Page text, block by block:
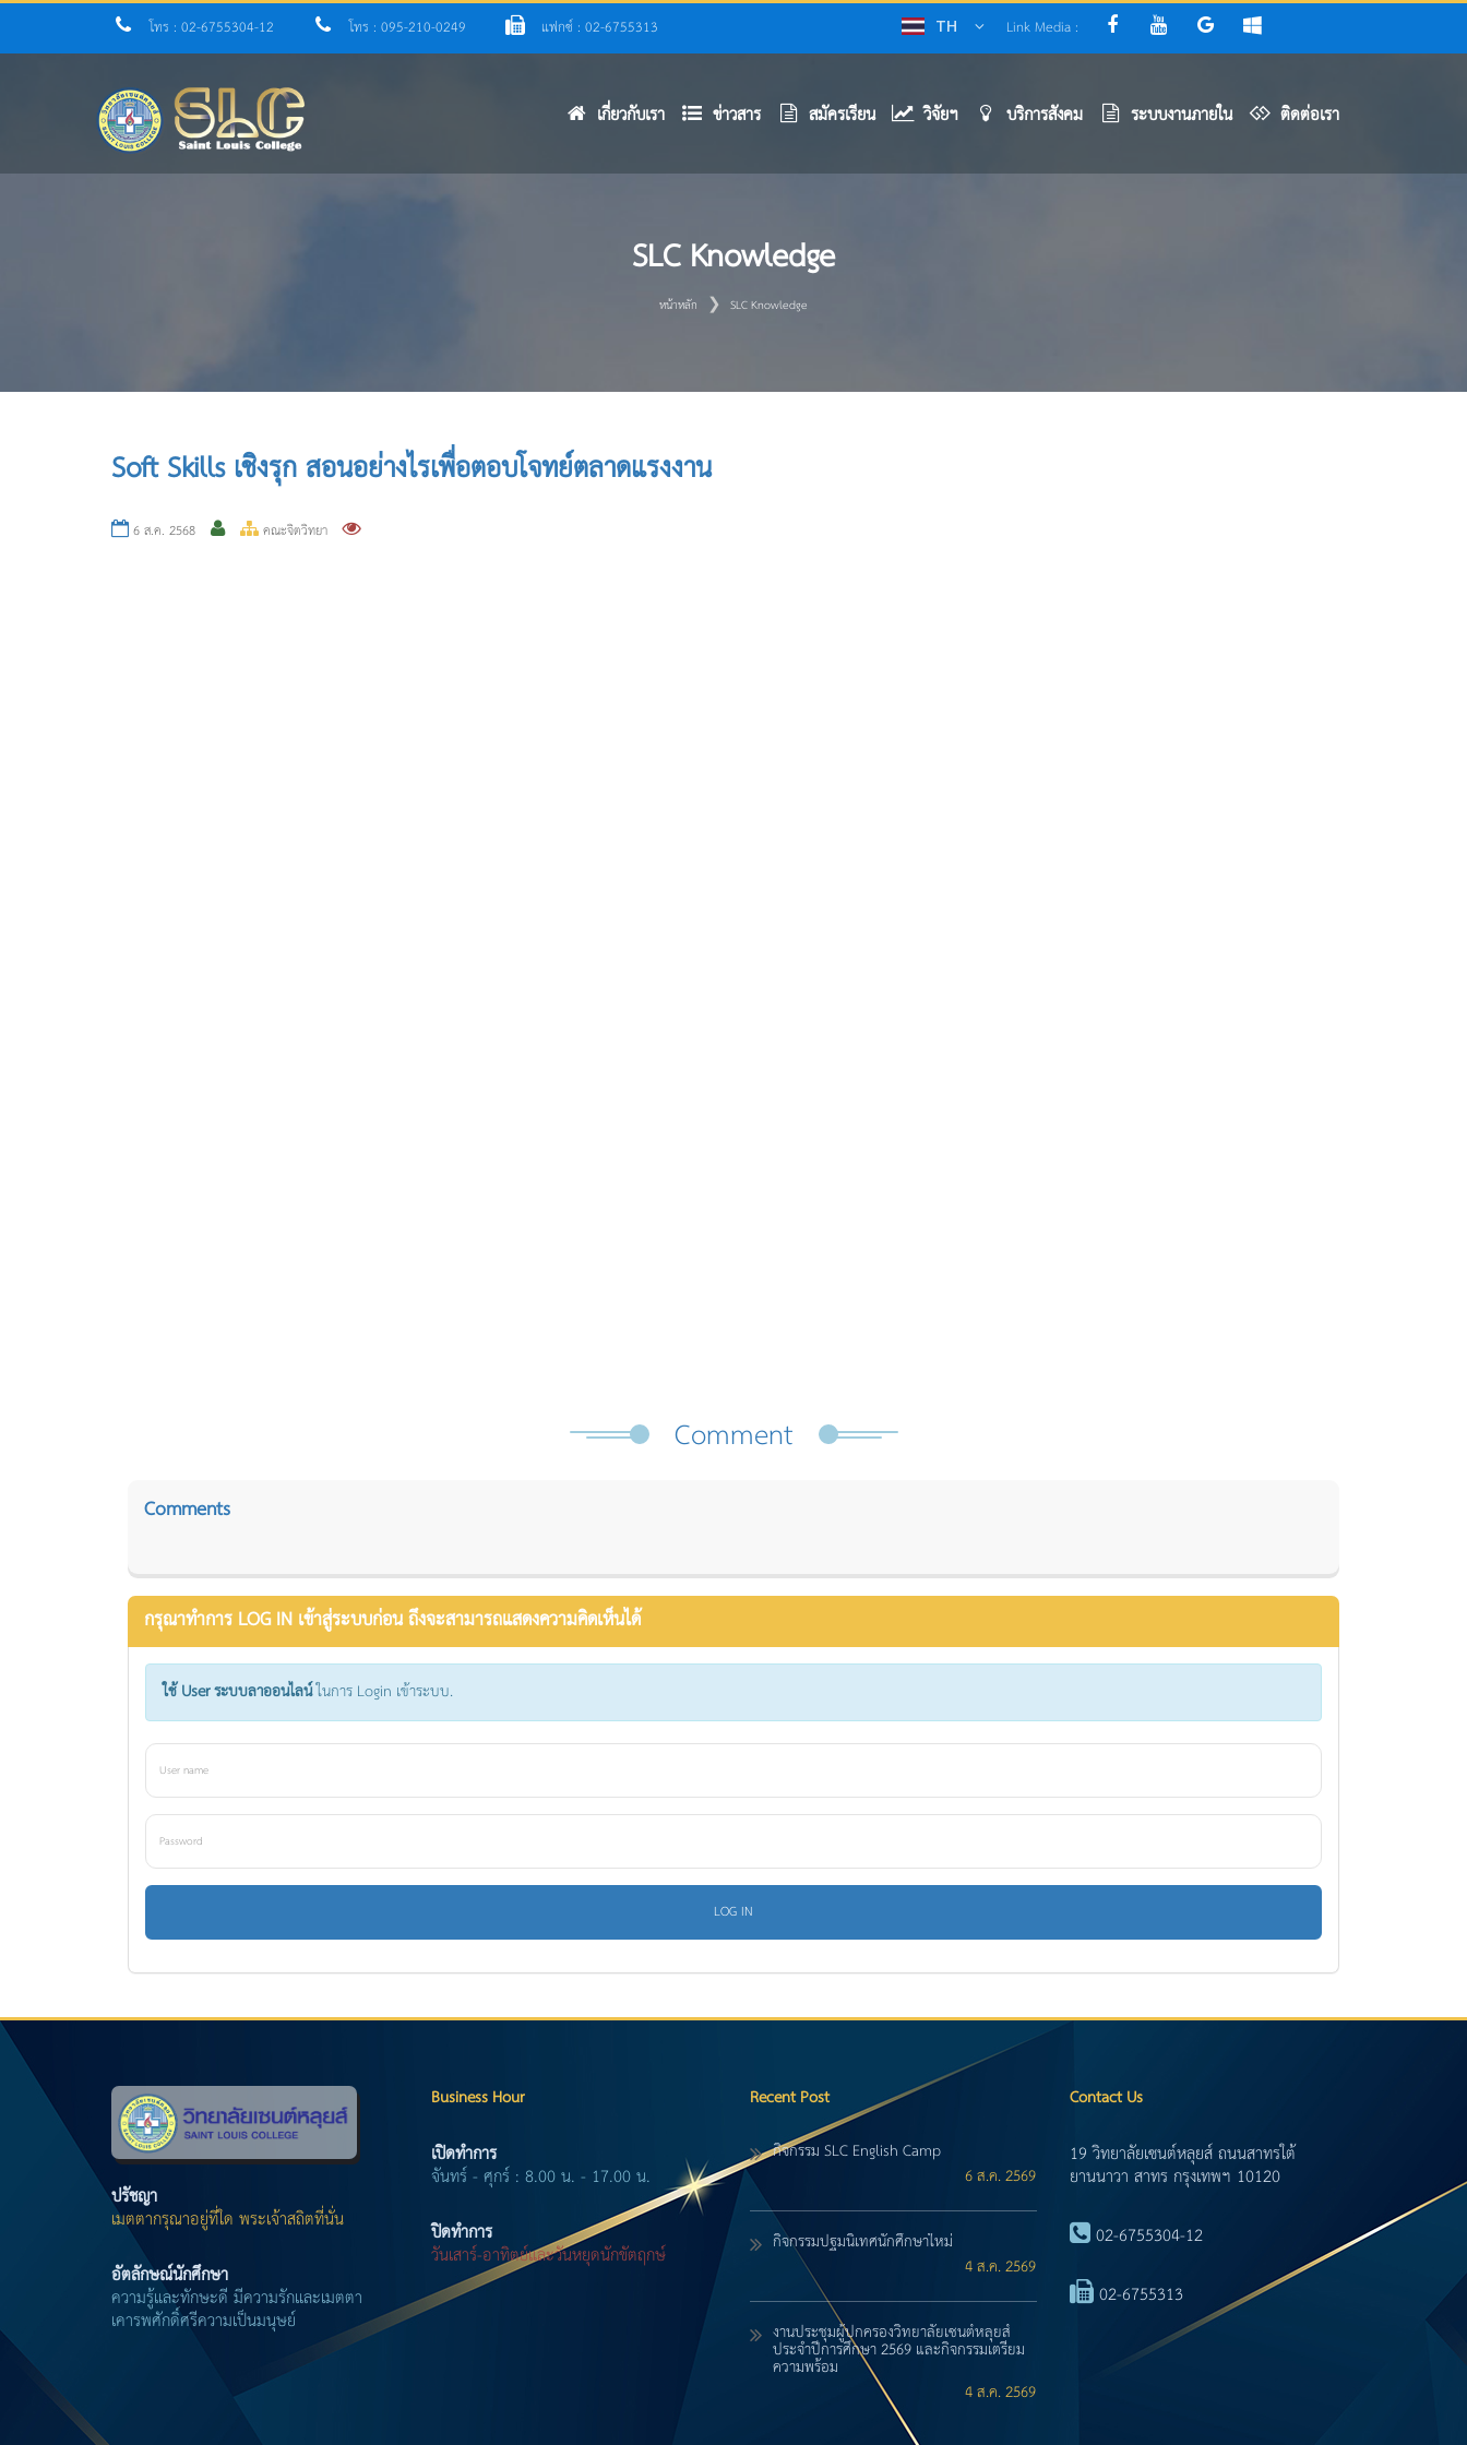
โทร : 02-6755304-12 โทร : 095-210-0249 แฟกซ์ : 02-6755313 TH Link Media :
เกี่ยวกับเรา ข่าวสาร สมัครเรียน วิจัยฯ บริการสังคม ระบบงานภายใน ติดต่อเรา
SLC Knowledge
หน้าหลัก SLC Knowledge
Soft Skills เชิงรุก สอนอย่างไรเพื่อตอบโจทย์ตลาดแรงงาน
6 ส.ค. 2568 คณะจิตวิทยา
Comment
Comments
กรุณาทำการ LOG IN เข้าสู่ระบบก่อน ถึงจะสามารถแสดงความคิดเห็นได้
ใช้ User ระบบลาออนไลน์ในการ Login เข้าระบบ.
ปรัชญา
เมตตากรุณาอยู่ที่ใด พระเจ้าสถิตที่นั่น
อัตลักษณ์นักศึกษา
ความรู้และทักษะดี มีความรักและเมตตา
เคารพศักดิ์ศรีความเป็นมนุษย์
Business Hour
เปิดทำการ
จันทร์ - ศุกร์ : 8.00 น. - 17.00 น.
ปิดทำการ
วันเสาร์-อาทิตย์และวันหยุดนักขัตฤกษ์
Recent Post
กิจกรรม SLC English Camp
6 ส.ค. 2569
กิจกรรมปฐมนิเทศนักศึกษาใหม่
4 ส.ค. 2569
งานประชุมผู้ปกครองวิทยาลัยเซนต์หลุยส์
ประจำปีการศึกษา 2569 และกิจกรรมเตรียม
ความพร้อม
4 ส.ค. 2569
Contact Us
19 วิทยาลัยเซนต์หลุยส์ ถนนสาทรใต้
ยานนาวา สาทร กรุงเทพฯ 10120
02-6755304-12
02-6755313